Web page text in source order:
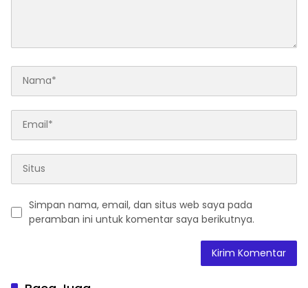
Simpan nama, email, dan situs web saya pada
peramban ini untuk komentar saya berikutnya.